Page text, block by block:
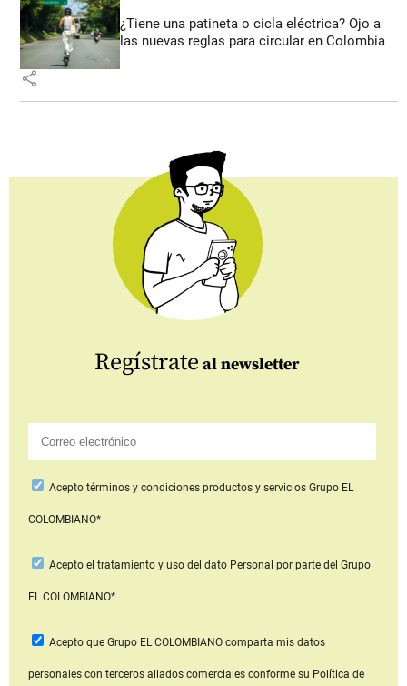
¿Tiene una patineta o cicla eléctrica? Ojo a
las nuevas reglas para circular en Colombia
share
Regístrate al newsletter
Aceptotérminos y condiciones productos y serviciosGrupo EL
COLOMBIANO*
Acepto el tratamiento y uso del dato Personal por parte del Grupo
EL COLOMBIANO*
Acepto que Grupo EL COLOMBIANOcomparta mis datos
personales con terceros aliados comerciales conforme su Política de